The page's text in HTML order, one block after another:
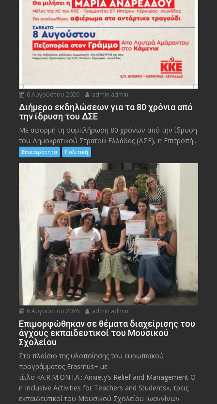
6 Αυγούστου 2026 admin admin
Διήμερο εκδηλώσεων για τα 80 χρόνια από
την ίδρυση του ΔΣΕ
Με αφορμή τη συμπλήρωση 80 χρόνων από την ίδρυση
του Δημοκρατικού Στρατού Ελλάδας (ΔΣΕ), η Επιτροπή...
Επικαιρότητα Πολιτική
6 Αυγούστου 2026 admin admin
Eπιμορφώθηκαν σε θέματα διαχείρισης του
άγχους εκπαιδευτικοί του Μουσικού
Σχολείου
Στο πλαίσιο της υλοποίησης του ευρωπαϊκού
προγράμματος Erasmus+ με
τίτλο «A.R.M.ON.I.A.: Anxiety’s Relief and Management O
n Inclusive Activities for Teachers and Students», τρεις
εκπαιδευτικοί του Μουσικού Σχολείου Ιωαννίνων